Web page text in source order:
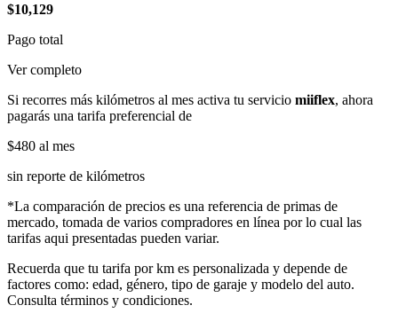
$10,129
Pago total
Ver completo
Si recorres más kilómetros al mes activa tu servicio miiflex, ahora
pagarás una tarifa preferencial de
$480 al mes
sin reporte de kilómetros
*La comparación de precios es una referencia de primas de
mercado, tomada de varios compradores en línea por lo cual las
tarifas aqui presentadas pueden variar.
Recuerda que tu tarifa por km es personalizada y depende de
factores como: edad, género, tipo de garaje y modelo del auto.
Consulta términos y condiciones.